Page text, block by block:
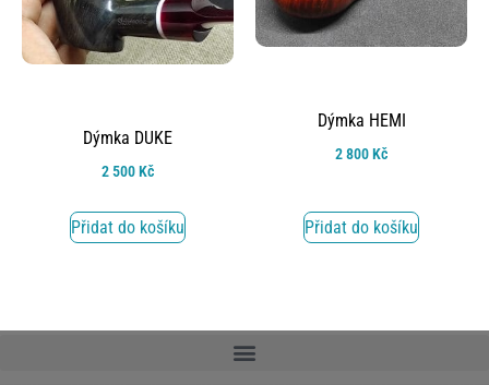
Dýmka DUKE
2 500Kč
Přidat do košíku
Dýmka HEMI
2 800Kč
Přidat do košíku